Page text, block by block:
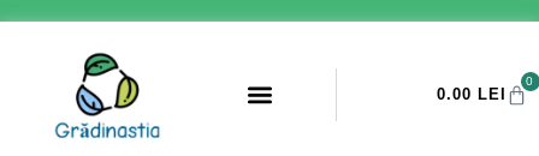
0.00 LEI
0